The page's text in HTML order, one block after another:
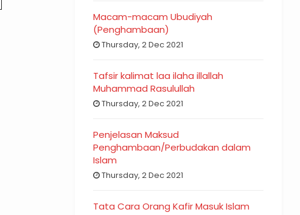
Macam-macam Ubudiyah
(Penghambaan)
Thursday, 2 Dec 2021
Tafsir kalimat laa ilaha illallah
Muhammad Rasulullah
Thursday, 2 Dec 2021
Penjelasan Maksud
Penghambaan/Perbudakan dalam
Islam
Thursday, 2 Dec 2021
Tata Cara Orang Kafir Masuk Islam